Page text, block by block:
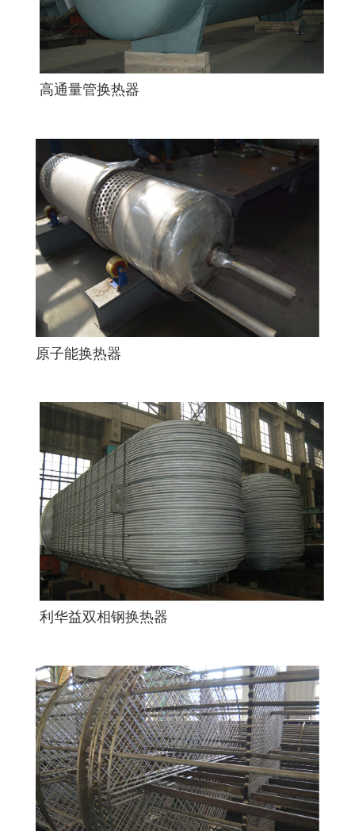
高通量管换热器
原子能换热器
利华益双相钢换热器